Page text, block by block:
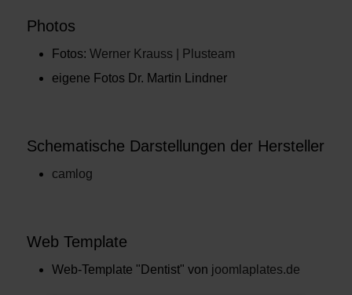
Photos
Fotos:Werner Krauss | Plusteam
eigene Fotos Dr. Martin Lindner
Schematische Darstellungen der Hersteller
camlog
Web Template
Web-Template "Dentist" von joomlaplates.de